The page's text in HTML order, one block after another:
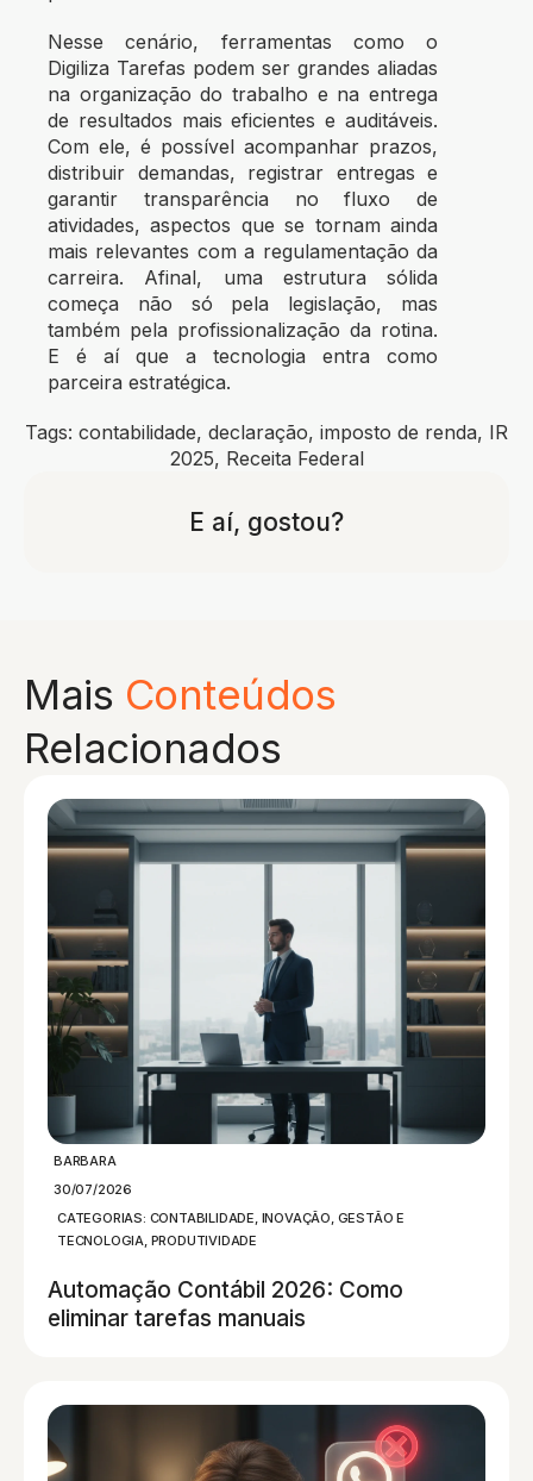
Nesse cenário, ferramentas como o
Digiliza Tarefas podem ser grandes aliadas
na organização do trabalho e na entrega
de resultados mais eficientes e auditáveis.
Com ele, é possível acompanhar prazos,
distribuir demandas, registrar entregas e
garantir transparência no fluxo de
atividades, aspectos que se tornam ainda
mais relevantes com a regulamentação da
carreira. Afinal, uma estrutura sólida
começa não só pela legislação, mas
também pela profissionalização da rotina.
E é aí que a tecnologia entra como
parceira estratégica.
Tags: contabilidade, declaração, imposto de renda, IR
2025, Receita Federal
E aí, gostou?
Mais Conteúdos
Relacionados
BARBARA
30/07/2026
CATEGORIAS: CONTABILIDADE INOVAÇÃO, GESTÃO E
TECNOLOGIA PRODUTIVIDADE
Automação Contábil 2026: Como
eliminar tarefas manuais